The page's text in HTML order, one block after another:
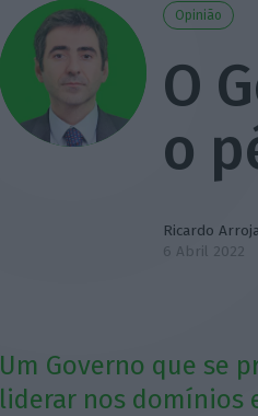
Opinião
O
o
Ricardo
6 Abril 2022
Um Governo que se
liderar nos domínios